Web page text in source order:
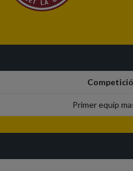
Competició
Primer equip